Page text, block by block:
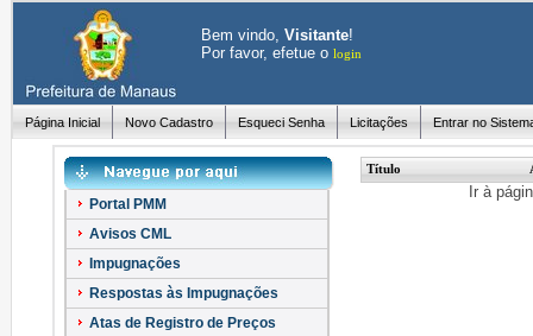
Bem vindo, Visitante!
Por favor, efetue o login
Página Inicial Novo Cadastro Esqueci Senha Licitações Entrar no
Portal PMM
Avisos CML
Impugnações
Respostas às Impugnações
Atas de Registro de Preços
Título
Ir à